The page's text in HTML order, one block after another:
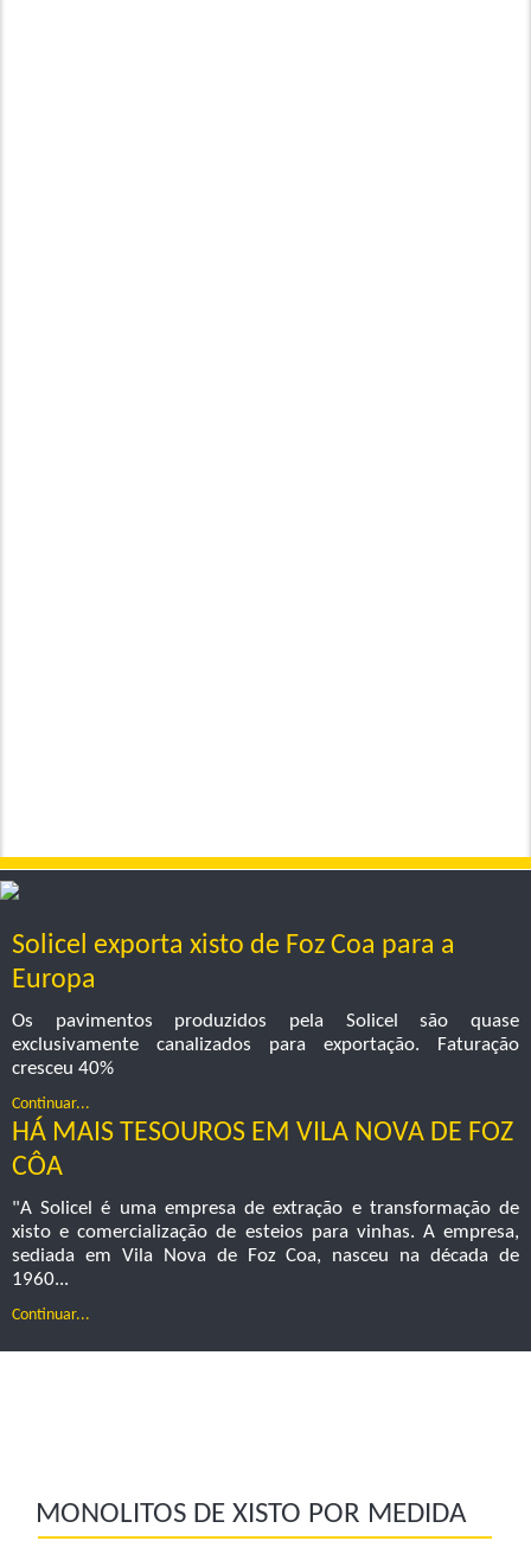
Solicel exporta xisto de Foz Coa para a
Europa
Os pavimentos produzidos pela Solicel são quase
exclusivamente canalizados para exportação. Faturação
cresceu 40%
Continuar...
HÁ MAIS TESOUROS EM VILA NOVA DE FOZ
CÔA
"A Solicel é uma empresa de extração e transformação de
xisto e comercialização de esteios para vinhas. A empresa,
sediada em Vila Nova de Foz Coa, nasceu na década de
1960...
Continuar...
MONOLITOS DE XISTO POR MEDIDA